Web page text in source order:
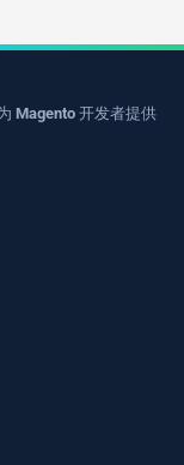
Magento 开发者提供